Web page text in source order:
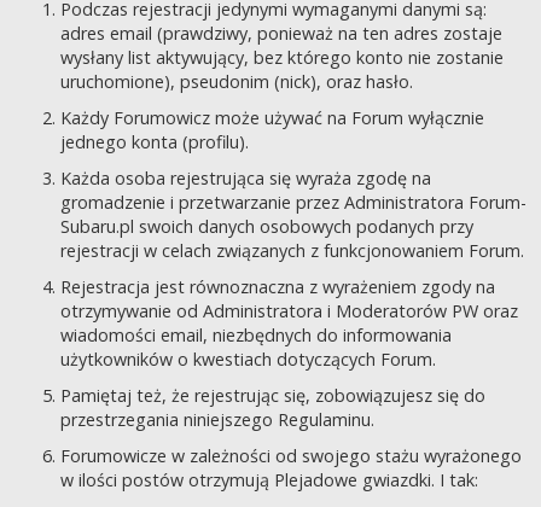
Podczas rejestracji jedynymi wymaganymi danymi są:
adres email (prawdziwy, ponieważ na ten adres zostaje
wysłany list aktywujący, bez którego konto nie zostanie
uruchomione), pseudonim (nick), oraz hasło.
Każdy Forumowicz może używać na Forum wyłącznie
jednego konta (profilu).
Każda osoba rejestrująca się wyraża zgodę na
gromadzenie i przetwarzanie przez Administratora Forum-
Subaru.pl swoich danych osobowych podanych przy
rejestracji w celach związanych z funkcjonowaniem Forum.
Rejestracja jest równoznaczna z wyrażeniem zgody na
otrzymywanie od Administratora i Moderatorów PW oraz
wiadomości email, niezbędnych do informowania
użytkowników o kwestiach dotyczących Forum.
Pamiętaj też, że rejestrując się, zobowiązujesz się do
przestrzegania niniejszego Regulaminu.
Forumowicze w zależności od swojego stażu wyrażonego
w ilości postów otrzymują Plejadowe gwiazdki. I tak: